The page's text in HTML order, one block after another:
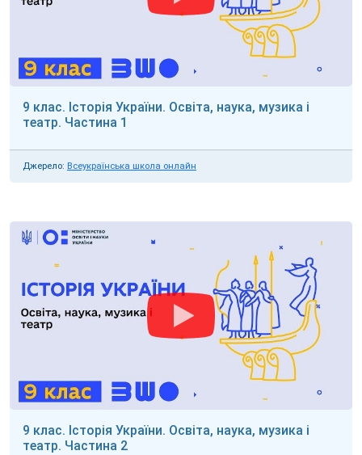
9 клас. Історія України. Освіта, наука, музика і
театр. Частина 1
Джерело: Всеукраїнська школа онлайн
9 клас. Історія України. Освіта, наука, музика і
театр. Частина 2